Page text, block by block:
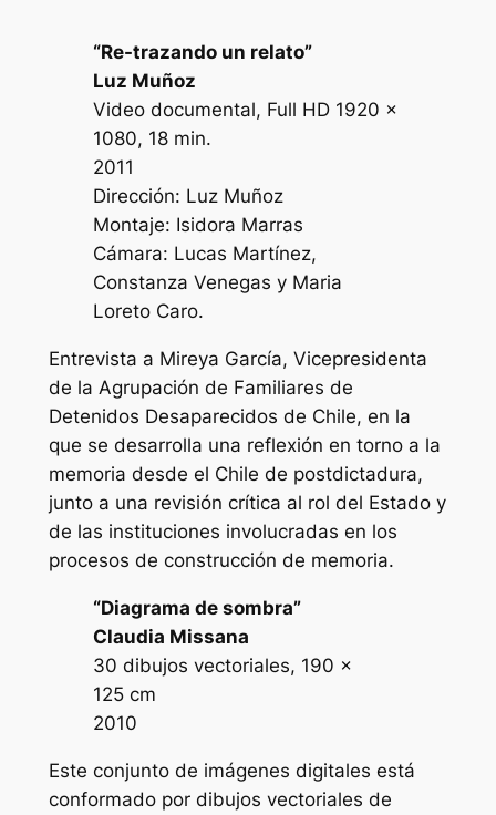
“Re-trazando un relato”
Luz Muñoz
Video documental, Full HD 1920 x
1080, 18 min.
2011
Dirección: Luz Muñoz
Montaje: Isidora Marras
Cámara: Lucas Martínez,
Constanza Venegas y Maria
Loreto Caro.
Entrevista a Mireya García, Vicepresidenta
de la Agrupación de Familiares de
Detenidos Desaparecidos de Chile, en la
que se desarrolla una reflexión en torno a la
memoria desde el Chile de postdictadura,
junto a una revisión crítica al rol del Estado y
de las instituciones involucradas en los
procesos de construcción de memoria.
“Diagrama de sombra”
Claudia Missana
30 dibujos vectoriales, 190 x
125 cm
2010
Este conjunto de imágenes digitales está
conformado por dibujos vectoriales de